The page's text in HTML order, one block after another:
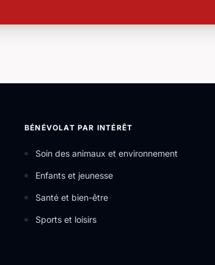
BÉNÉVOLAT PAR INTÉRÊT
Soin des animaux et environnement
Enfants et jeunesse
Santé et bien-être
Sports et loisirs